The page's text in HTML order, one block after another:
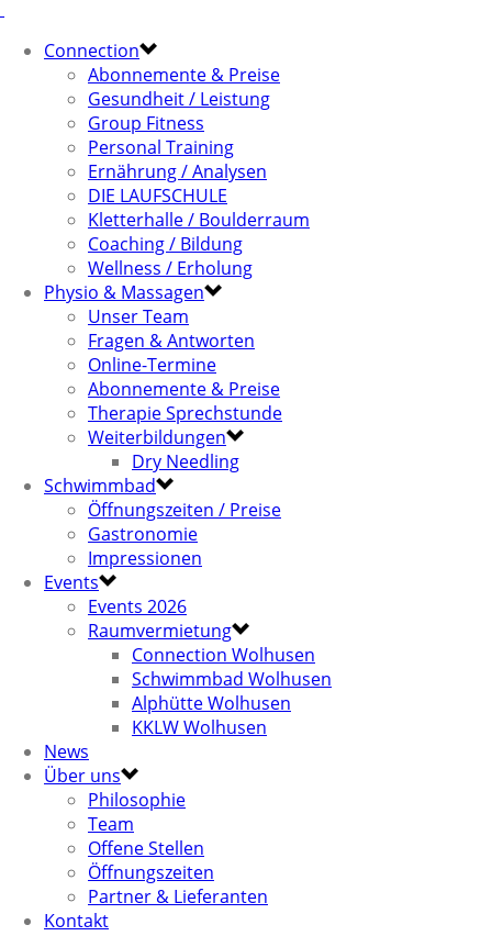
Connection
Abonnemente & Preise
Gesundheit / Leistung
Group Fitness
Personal Training
Ernährung / Analysen
DIE LAUFSCHULE
Kletterhalle / Boulderraum
Coaching / Bildung
Wellness / Erholung
Physio & Massagen
Unser Team
Fragen & Antworten
Online-Termine
Abonnemente & Preise
Therapie Sprechstunde
Weiterbildungen
Dry Needling
Schwimmbad
Öffnungszeiten / Preise
Gastronomie
Impressionen
Events
Events 2026
Raumvermietung
Connection Wolhusen
Schwimmbad Wolhusen
Alphütte Wolhusen
KKLW Wolhusen
News
Über uns
Philosophie
Team
Offene Stellen
Öffnungszeiten
Partner & Lieferanten
Kontakt